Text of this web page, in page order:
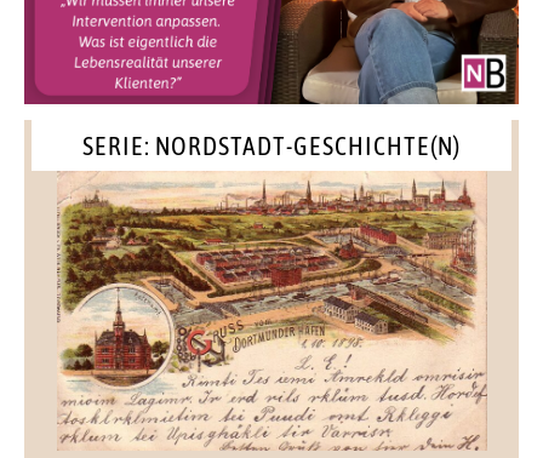
SERIE: NORDSTADT-GESCHICHTE(N)